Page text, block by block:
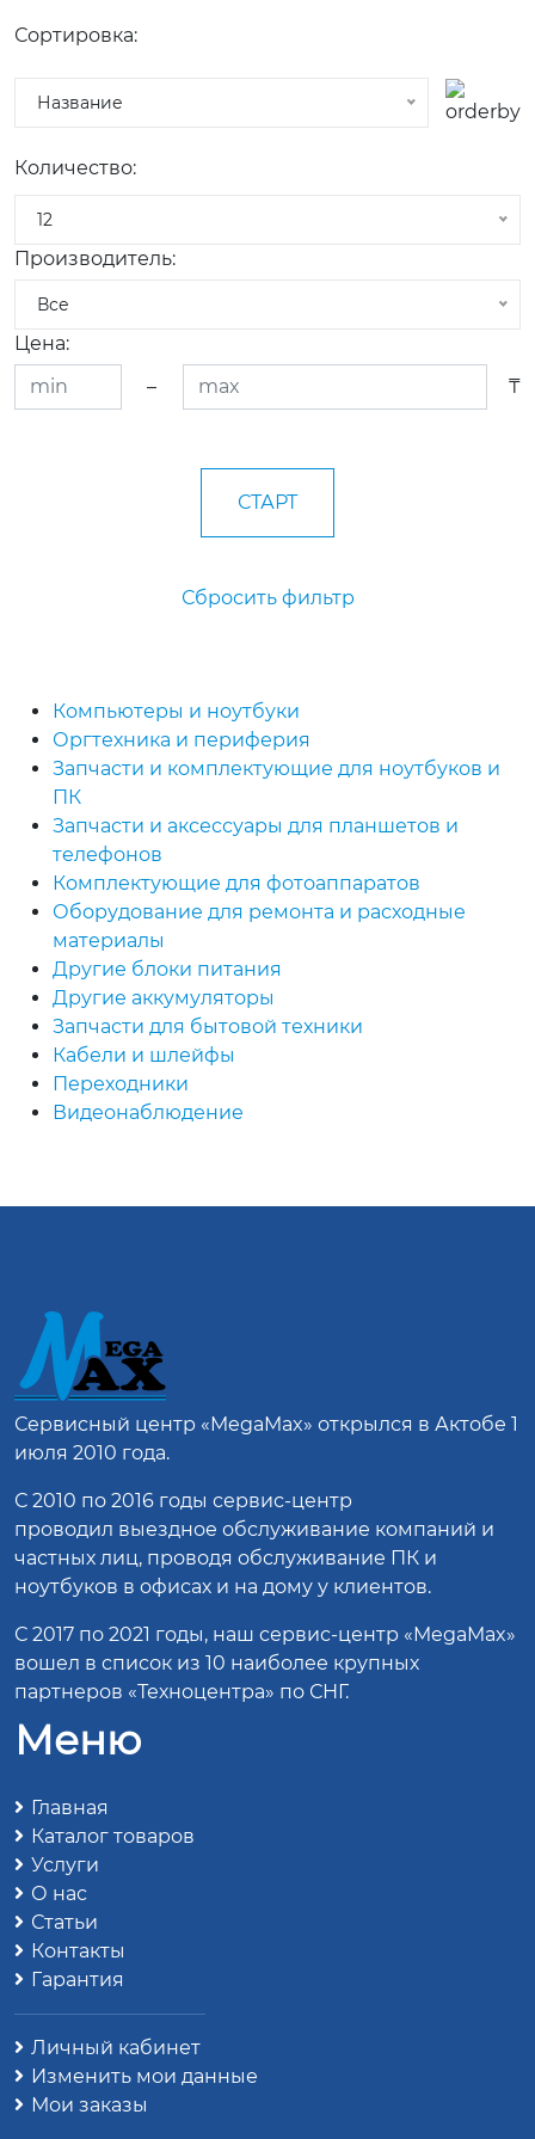
Сортировка:
Название
Количество:
12
Производитель:
Все
Цена:
–
₸
Сбросить фильтр
Компьютеры и ноутбуки
Оргтехника и периферия
Запчасти и комплектующие для ноутбуков и
ПК
Запчасти и аксессуары для планшетов и
телефонов
Комплектующие для фотоаппаратов
Оборудование для ремонта и расходные
материалы
Другие блоки питания
Другие аккумуляторы
Запчасти для бытовой техники
Кабели и шлейфы
Переходники
Видеонаблюдение
Сервисный центр «MegaMax» открылся в Актобе 1
июля 2010 года.
С 2010 по 2016 годы сервис-центр
проводил выездное обслуживание компаний и
частных лиц, проводя обслуживание ПК и
ноутбуков в офисах и на дому у клиентов.
С 2017 по 2021 годы, наш сервис-центр «MegaMax»
вошел в список из 10 наиболее крупных
партнеров «Техноцентра» по СНГ.
Меню
Главная
Каталог товаров
Услуги
О нас
Статьи
Контакты
Гарантия
Личный кабинет
Изменить мои данные
Мои заказы